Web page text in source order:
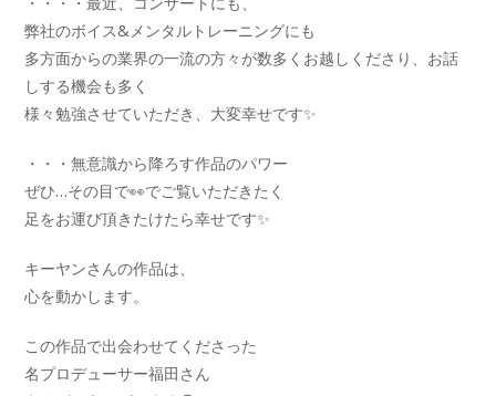
弊社のボイス&メンタルトレーニングにも
多方面からの業界の一流の方々が数多くお越しくださり、お話
しする機会も多く
様々勉強させていただき、大変幸せです✨
・・・無意識から降ろす作品のパワー
ぜひ…その目で👀でご覧いただきたく
足をお運び頂きたけたら幸せです✨
キーヤンさんの作品は、
心を動かします。
この作品で出会わせてくださった
名プロデューサー福田さん